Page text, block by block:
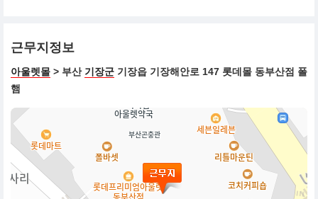
근무지정보
아울렛몰 > 부산 기장군 기장읍 기장해안로 147 롯데몰 동부산점 폴
햄